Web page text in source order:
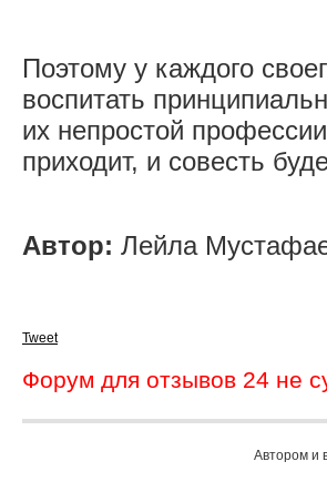
Поэтому у каждого
воспитать
их непростой
приходит, и совесть
Автор: Лейла
Tweet
Форум для отзывов 24 не
Автором и